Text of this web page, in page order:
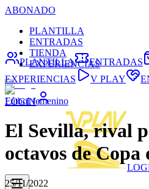
ABONADO
PLANTILLA
ENTRADAS
TIENDA
EXPERIENCIAS
LOGIN
PLANTILLA ENTRADAS
EXPERIENCIAS
V PLAY
Fútbol femenino
El Sevilla, rival
octavos de Copa
25/11/2022